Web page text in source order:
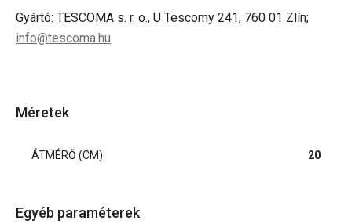
Gyártó: TESCOMA s. r. o., U Tescomy 241, 760 01 Zlín;
info@tescoma.hu
Méretek
ÁTMÉRŐ (CM) 20
Egyéb paraméterek